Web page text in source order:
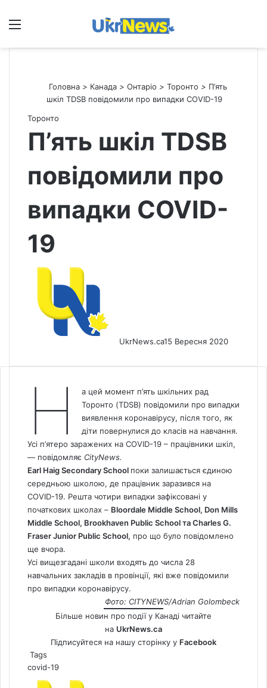
Меню
Головна > Канада > Онтаріо > Торонто > П’ять
шкіл TDSB повідомили про випадки COVID-19
Торонто
П’ять шкіл TDSB
повідомили про
випадки COVID-
19
UkrNews.ca15 Вересня 2020
Н
а цей момент п’ять шкільних рад
Торонто (TDSB) повідомили про випадки
виявлення коронавірусу, після того, як
діти повернулися до класів на навчання.
Усі п’ятеро заражених на COVID-19 – працівники шкіл,
— повідомляє CityNews.
Earl Haig Secondary School поки залишається єдиною
середньою школою, де працівник заразився на
COVID-19. Решта чотири випадки зафіксовані у
початкових школах – Bloordale Middle School, Don Mills
Middle School, Brookhaven Public School та Charles G.
Fraser Junior Public School, про що було повідомлено
ще вчора.
Усі вищезгадані школи входять до числа 28
навчальних закладів в провінції, які вже повідомили
про випадки коронавірусу.
Фото: CITYNEWS/Adrian Golombeck
Більше новин про події у Канаді читайте
на UkrNews.ca
Підписуйтеся на нашу сторінку у Facebook
Tags
covid-19